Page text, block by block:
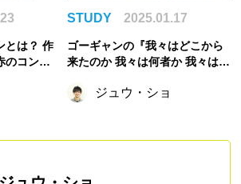
とは？ 作
のコンポ
STUDY 2025.01.17
ゴーギャンの『我々はどこから
来たのか 我々は何者か 我々はど
ジュウ・ショ